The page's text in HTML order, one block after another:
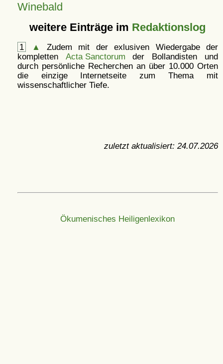
Winebald
weitere Einträge im Redaktionslog
1 ▲
Zudem mit der exlusiven Wiedergabe der
kompletten Acta Sanctorum der Bollandisten und
durch persönliche Recherchen an über 10.000 Orten
die einzige Internetseite zum Thema mit
wissenschaftlicher Tiefe.
zuletzt aktualisiert: 24.07.2026
Ökumenisches Heiligenlexikon